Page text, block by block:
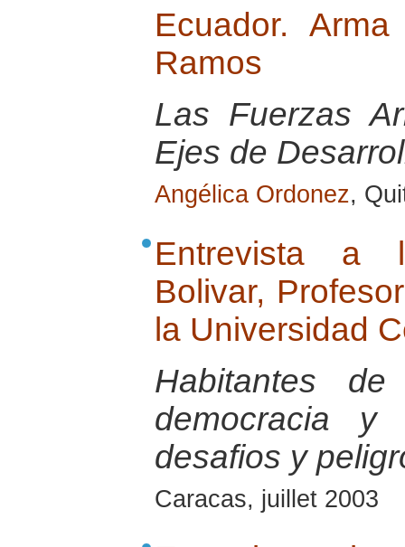
Ecuador.
Ramos
Las Fuerzas
Ejes de
Angélica Ordonez,
Entrevista a
Bolivar,
la Universidad
Habitantes de
democracia y
desafios y
Caracas, juillet 2003